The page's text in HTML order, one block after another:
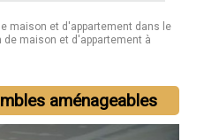
maison et d'appartement dans le
de maison et d'appartement à
aménageables